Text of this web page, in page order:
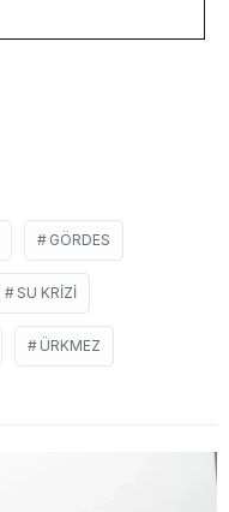
GÖRDES
SU KRIZI
ÜRKMEZ